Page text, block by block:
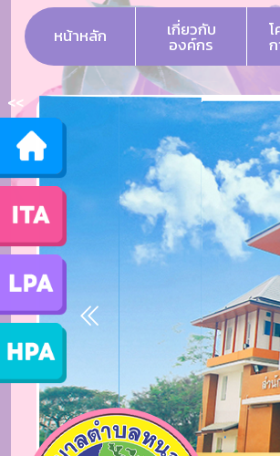
<<
หน้าหลัก เกี่ยวกับ
องค์กร